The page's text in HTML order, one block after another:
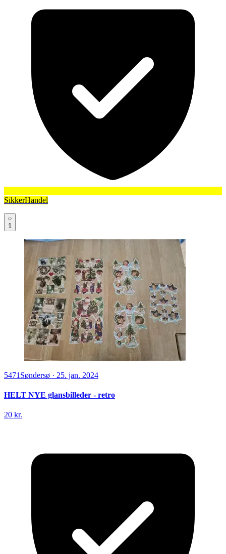
SikkerHandel
1
5471 Søndersø · 25. jan. 2024
HELT NYE glansbilleder - retro
20 kr.